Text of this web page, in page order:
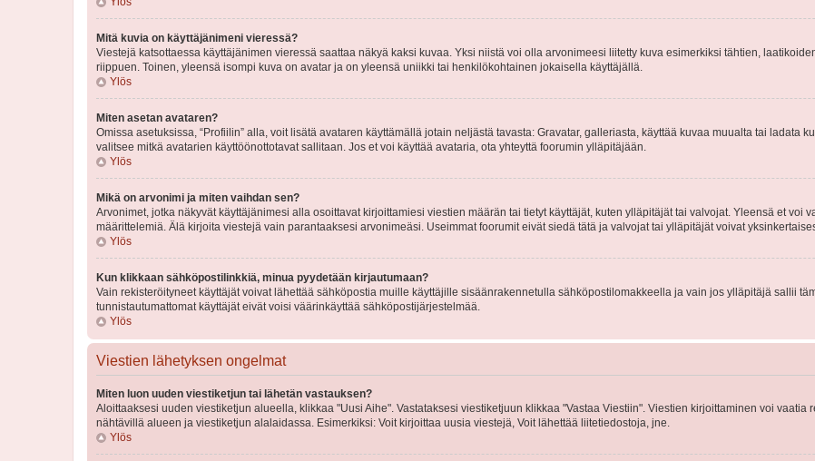
Mitä kuvia on käyttäjänimeni vieressä?
Viestejä katsottaessa käyttäjänimen vieressä saattaa näkyä kaksi kuvaa. Yksi niistä voi olla arvonimeesi liitetty kuva esimerkiksi tähtien,
riippuen. Toinen, yleensä isompi kuva on avatar ja on yleensä uniikki tai henkilökohtainen jokaisella käyttäjällä.
Ylös
Miten asetan avataren?
Omissa asetuksissa, “Profiilin” alla, voit lisätä avataren käyttämällä jotain neljästä tavasta: Gravatar, galleriasta, käyttää kuvaa muualta tai ladata
valitsee mitkä avatarien käyttöönottotavat sallitaan. Jos et voi käyttää avataria, ota yhteyttä foorumin ylläpitäjään.
Ylös
Mikä on arvonimi ja miten vaihdan sen?
Arvonimet, jotka näkyvät käyttäjänimesi alla osoittavat kirjoittamiesi viestien määrän tai tietyt käyttäjät, kuten ylläpitäjät tai valvojat. Yleensä et voi
määrittelemiä. Älä kirjoita viestejä vain parantaaksesi arvonimeäsi. Useimmat foorumit eivät siedä tätä ja valvojat tai ylläpitäjät voivat
Ylös
Kun klikkaan sähköpostilinkkiä, minua pyydetään kirjautumaan?
Vain rekisteröityneet käyttäjät voivat lähettää sähköpostia muille käyttäjille sisäänrakennetulla sähköpostilomakkeella ja vain jos ylläpitäjä sallii
tunnistautumattomat käyttäjät eivät voisi väärinkäyttää sähköpostijärjestelmää.
Ylös
Viestien lähetyksen ongelmat
Miten luon uuden viestiketjun tai lähetän vastauksen?
Aloittaaksesi uuden viestiketjun alueella, klikkaa "Uusi Aihe". Vastataksesi viestiketjuun klikkaa "Vastaa Viestiin". Viestien kirjoittaminen voi
nähtävillä alueen ja viestiketjun alalaidassa. Esimerkiksi: Voit kirjoittaa uusia viestejä, Voit lähettää liitetiedostoja, jne.
Ylös